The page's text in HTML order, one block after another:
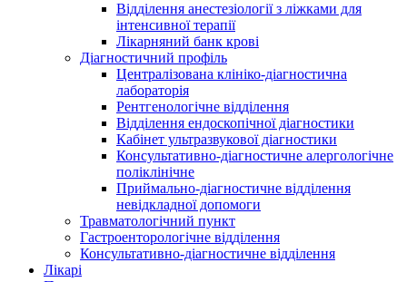
Відділення анестезіології з ліжками для
інтенсивної терапії
Лікарняний банк крові
Діагностичний профіль
Централізована клініко-діагностична
лабораторія
Рентгенологічне відділення
Відділення ендоскопічної діагностики
Кабінет ультразвукової діагностики
Консультативно-діагностичне алергологічне
поліклінічне
Приймально-діагностичне відділення
невідкладної допомоги
Травматологічний пункт
Гастроенторологічне відділення
Консультативно-діагностичне відділення
Лікарі